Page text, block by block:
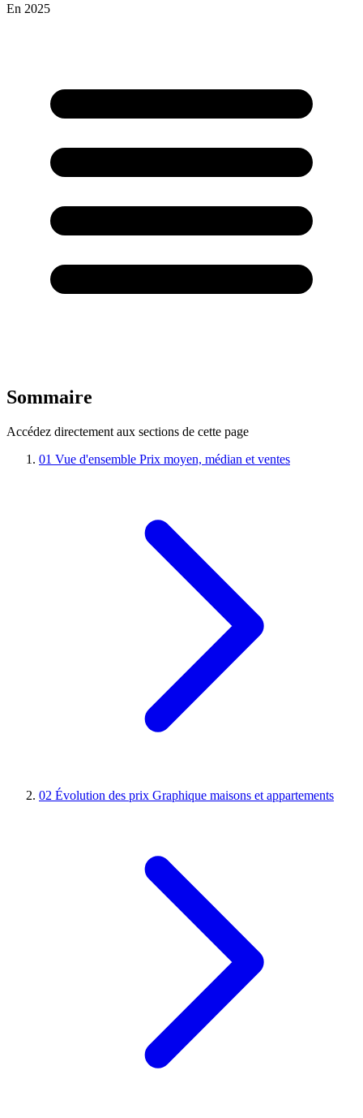
En 2025
Sommaire
Accédez directement aux sections de cette page
01 Vue d'ensemble Prix moyen, médian et ventes
02 Évolution des prix Graphique maisons et appartements